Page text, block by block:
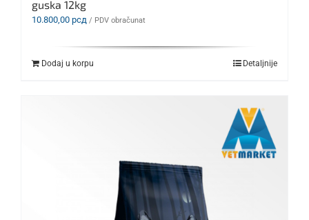
guska 12kg
10.800,00 рсд / PDV obračunat
Dodaj u korpu Detaljnije